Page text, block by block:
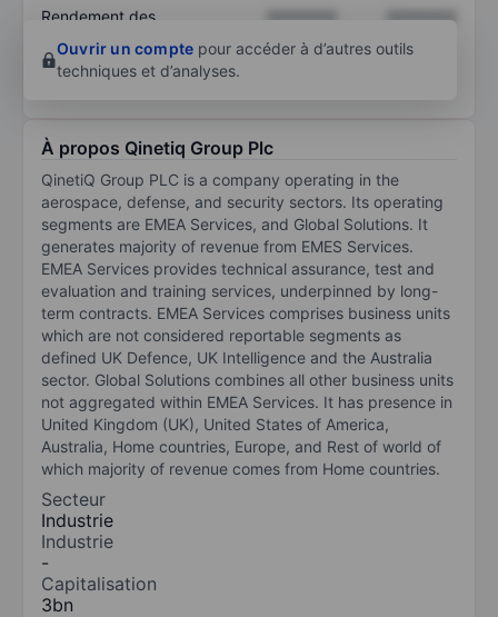
Rendement des
XXXXXXX
XXXXXXX
Ouvrir un compte pour accéder à d’autres outils
techniques et d’analyses.
À propos Qinetiq Group Plc
QinetiQ Group PLC is a company operating in the
aerospace, defense, and security sectors. Its operating
segments are EMEA Services, and Global Solutions. It
generates majority of revenue from EMES Services.
EMEA Services provides technical assurance, test and
evaluation and training services, underpinned by long-
term contracts. EMEA Services comprises business units
which are not considered reportable segments as
defined UK Defence, UK Intelligence and the Australia
sector. Global Solutions combines all other business units
not aggregated within EMEA Services. It has presence in
United Kingdom (UK), United States of America,
Australia, Home countries, Europe, and Rest of world of
which majority of revenue comes from Home countries.
Secteur
Industrie
Industrie
-
Capitalisation
3bn